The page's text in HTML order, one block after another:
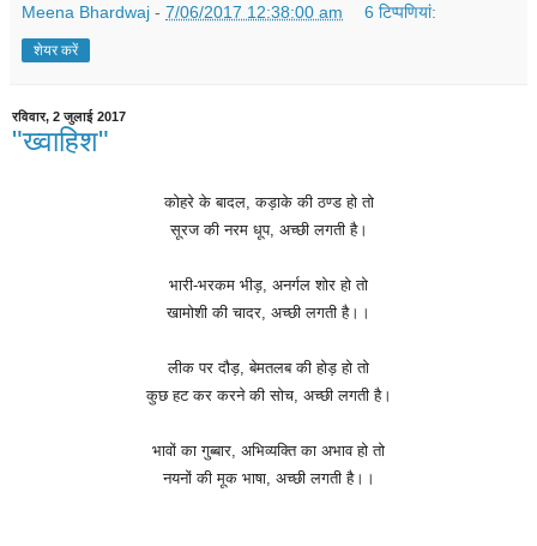
Meena Bhardwaj - 7/06/2017 12:38:00 am 6 टिप्‍पणियां:
शेयर करें
रविवार, 2 जुलाई 2017
"ख्वाहिश"
कोहरे के बादल,कड़ाके की ठण्ड हो तो
सूरज की नरम धूप, अच्छी लगती है।
भारी-भरकम भीड़ अनर्गल शोर हो तो
खामोशी की चादर अच्छी लगती है।।
लीक पर दौड़ ,बेमतलब की होड़ हो तो
कुछ हट कर करने की सोच, अच्छी लगती है।
भावों का गुब्बार अभिव्यक्ति का अभाव हो तो
नयनों की मूक भाषा, अच्छी लगती है।।